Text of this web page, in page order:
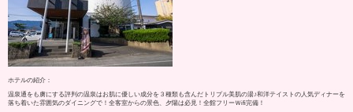
ホテルの紹介：
温泉通をも虜にする評判の温泉はお肌に優しい成分を３種類も含んだトリプル美肌の湯♪和洋テイストの人気ディナーを
落ち着いた雰囲気のダイニングで！全客室からの景色、夕陽は必見！全館フリーＷifi完備！